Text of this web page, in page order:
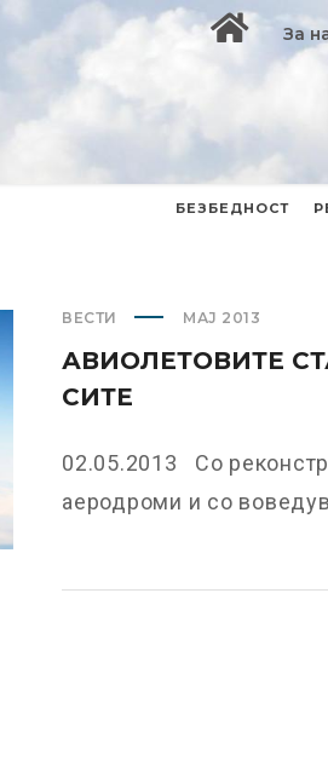
За
БЕЗБЕДНОСТ
ВЕСТИ МАЈ 2013
АВИОЛЕТОВИТЕ
СИТЕ
02.05.2013 Со
аеродроми и со